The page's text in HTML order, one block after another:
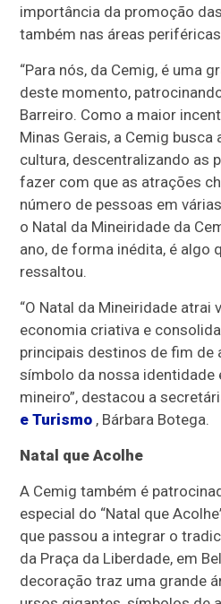
importância da promoção
também nas áreas
“Para nós, da Cemig, é uma
deste momento,
Barreiro. Como a maior
Minas Gerais, a Cemig busca
cultura, descentralizando as
fazer com que as atrações
número de pessoas em
o Natal da Mineiridade da
ano, de forma inédita, é algo
ressaltou.
“O Natal da Mineiridade atrai
economia criativa e
principais destinos de fim de
símbolo da nossa
mineiro”, destacou a
e Turismo , Bárbara Botega.
Natal que Acolhe
A Cemig também é
especial do “Natal que
que passou a integrar o
da Praça da Liberdade, em
decoração traz uma grande